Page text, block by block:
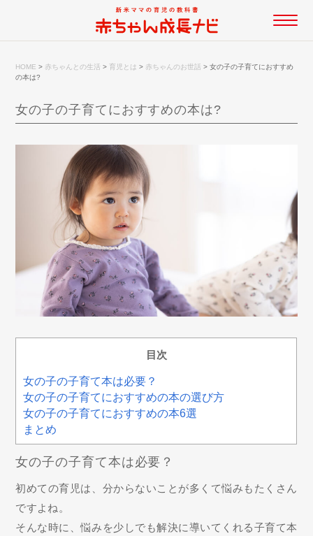
HOME > 赤ちゃんとの生活 >育児とは > 赤ちゃんのお世話 >女の子の子育てにおすすめ
の本は?
女の子の子育てにおすすめの本は?
目次
女の子の子育て本は必要？
女の子の子育てにおすすめの本の選び方
女の子の子育てにおすすめの本6選
まとめ
女の子の子育て本は必要？
初めての育児は、分からないことが多くて悩みもたくさん
ですよね。
そんな時に、悩みを少しでも解決に導いてくれる子育て本